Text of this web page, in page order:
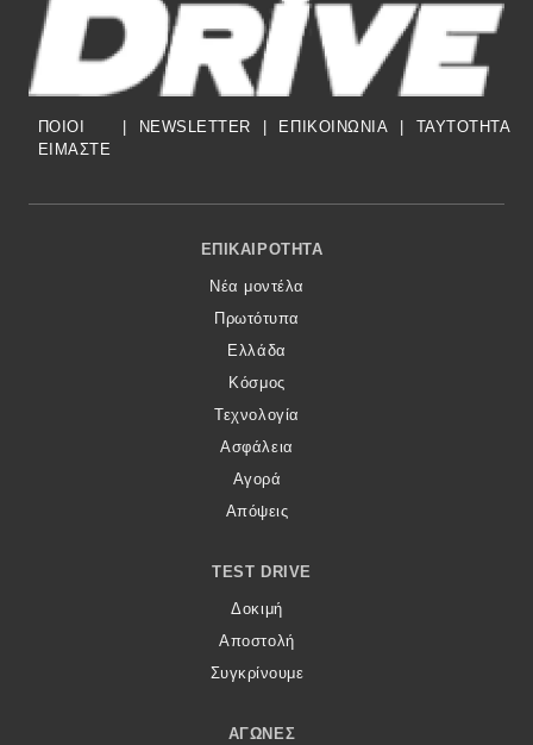
ΠΟΙΟΙ
ΕΙΜΑΣΤΕ
NEWSLETTER ΕΠΙΚΟΙΝΩΝΙΑ TAYTOTHTA
Footer Menu
ΕΠΙΚΑΙΡΌΤΗΤΑ
Νέα μοντέλα
Πρωτότυπα
Ελλάδα
Κόσμος
Τεχνολογία
Ασφάλεια
Αγορά
Απόψεις
TEST DRIVE
Δοκιμή
Αποστολή
Συγκρίνουμε
ΑΓΏΝΕΣ